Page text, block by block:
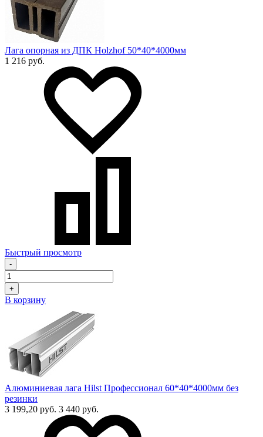
Лага опорная из ДПК Holzhof 50*40*4000мм
1 216 руб.
Быстрый просмотр
-
+
В корзину
Алюминиевая лага Hilst Профессионал 60*40*4000мм без
резинки
3 199,20 руб. 3 440 руб.